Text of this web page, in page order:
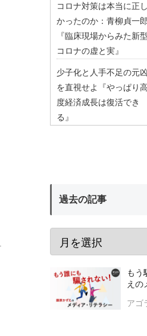
コロナ対策は本当に正し
かったのか：青柳貞一郎
『臨床現場からみた新型
コロナの虚と実』
少子化と人手不足の元凶
を直視せよ『やっぱり高
度経済成長は復活でき
る』
過去の記事
も
えの
アゴ